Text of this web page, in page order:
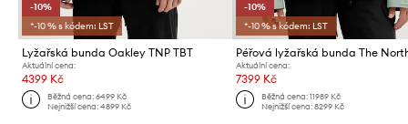
-10%
*-10 % s kódem: LST
Lyžařská bunda Oakley TNP TBT
Aktuální cena:
4399 Kč
Běžná cena:6499 Kč
Nejnižší cena:4899 Kč
-10%
*-10 % s kódem: LST
Aktuální cena:
7399 Kč
Běžná cena: 11989 Kč
Nejnižší cena: 8299 Kč